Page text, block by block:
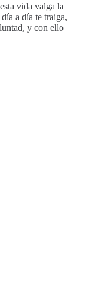
vida valga la
a día te traiga,
y con ello